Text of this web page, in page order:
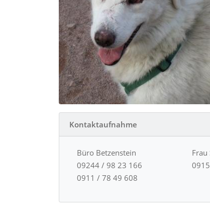
Kontaktaufnahme
Büro Betzenstein
09244 / 98 23 166
0911 / 78 49 608
Frau